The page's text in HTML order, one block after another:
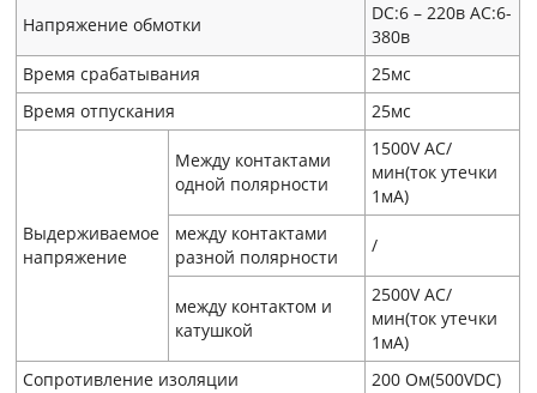
Напряжение обмотки
DC:6 – 220в AC:6-
380в
Время срабатывания
25мс
Время отпускания
25мс
Выдерживаемое
напряжение
Между контактами
одной полярности
1500V AC/
мин(ток утечки
1мA)
между контактами
разной полярности
/
между контактом и
катушкой
2500V AC/
мин(ток утечки
1мA)
Сопротивление изоляции
200 Ом(500VDC)